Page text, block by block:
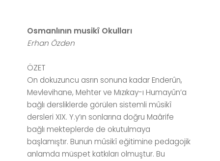
Osmanlının musikî Okulları
Erhan Özden
ÖZET
On dokuzuncu asrın sonuna kadar Enderûn,
Mevlevihane, Mehter ve Mızıkay-ı Humayûn’a
bağlı dersliklerde görülen sistemli mûsikî
dersleri XIX. Y.y’ın sonlarına doğru Maârife
bağlı mekteplerde de okutulmaya
başlamıştır. Bunun mûsikî eğitimine pedagojik
anlamda müspet katkıları olmuştur. Bu